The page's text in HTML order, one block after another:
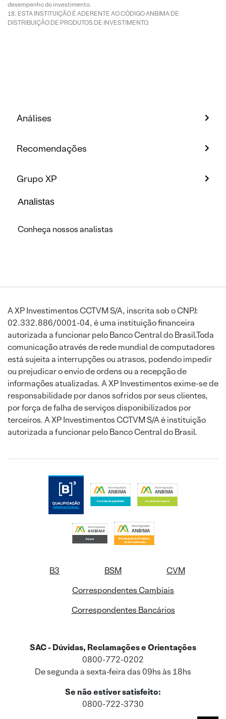
desempenho do investimento.
ESTA INSTITUIÇÃO É ADERENTE AO CÓDIGO ANBIMA DE
DISTRIBUIÇÃO DE PRODUTOS DE INVESTIMENTO.
Análises
Recomendações
Grupo XP
Analistas
Conheça nossos analistas
A XP Investimentos CCTVM S/A, inscrita sob o CNPJ:
02.332.886/0001-04, é uma instituição financeira
autorizada a funcionar pelo Banco Central do Brasil.Toda
comunicação através de rede mundial de computadores
está sujeita a interrupções ou atrasos, podendo impedir
ou prejudicar o envio de ordens ou a recepção de
informações atualizadas. A XP Investimentos exime-se de
responsabilidade por danos sofridos por seus clientes,
por força de falha de serviços disponibilizados por
terceiros. A XP Investimentos CCTVM S/A é instituição
autorizada a funcionar pelo Banco Central do Brasil.
B3 BSM
CVM
Correspondentes Cambiais
Correspondentes Bancários
SAC - Dúvidas, Reclamações e Orientações
0800-772-0202
De segunda a sexta-feira das 09hs às 18hs
Se não estiver satisfeito:
0800-722-3730